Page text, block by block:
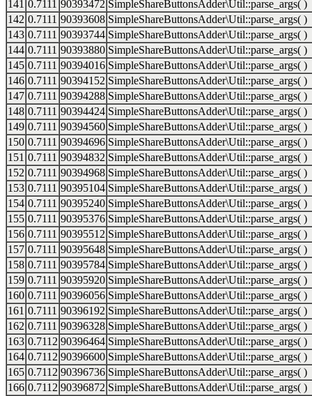
141 0.7111 90393472 SimpleShareButtonsAdder\Util::parse_args( )
142 0.7111 90393608 SimpleShareButtonsAdder\Util::parse_args( )
143 0.7111 90393744 SimpleShareButtonsAdder\Util::parse_args( )
144 0.7111 90393880 SimpleShareButtonsAdder\Util::parse_args( )
145 0.7111 90394016 SimpleShareButtonsAdder\Util::parse_args( )
146 0.7111 90394152 SimpleShareButtonsAdder\Util::parse_args( )
147 0.7111 90394288 SimpleShareButtonsAdder\Util::parse_args( )
148 0.7111 90394424 SimpleShareButtonsAdder\Util::parse_args( )
149 0.7111 90394560 SimpleShareButtonsAdder\Util::parse_args( )
150 0.7111 90394696 SimpleShareButtonsAdder\Util::parse_args( )
151 0.7111 90394832 SimpleShareButtonsAdder\Util::parse_args( )
152 0.7111 90394968 SimpleShareButtonsAdder\Util::parse_args( )
153 0.7111 90395104 SimpleShareButtonsAdder\Util::parse_args( )
154 0.7111 90395240 SimpleShareButtonsAdder\Util::parse_args( )
155 0.7111 90395376 SimpleShareButtonsAdder\Util::parse_args( )
156 0.7111 90395512 SimpleShareButtonsAdder\Util::parse_args( )
157 0.7111 90395648 SimpleShareButtonsAdder\Util::parse_args( )
158 0.7111 90395784 SimpleShareButtonsAdder\Util::parse_args( )
159 0.7111 90395920 SimpleShareButtonsAdder\Util::parse_args( )
160 0.7111 90396056 SimpleShareButtonsAdder\Util::parse_args( )
161 0.7111 90396192 SimpleShareButtonsAdder\Util::parse_args( )
162 0.7111 90396328 SimpleShareButtonsAdder\Util::parse_args( )
163 0.7112 90396464 SimpleShareButtonsAdder\Util::parse_args( )
164 0.7112 90396600 SimpleShareButtonsAdder\Util::parse_args( )
165 0.7112 90396736 SimpleShareButtonsAdder\Util::parse_args( )
166 0.7112 90396872 SimpleShareButtonsAdder\Util::parse_args( )